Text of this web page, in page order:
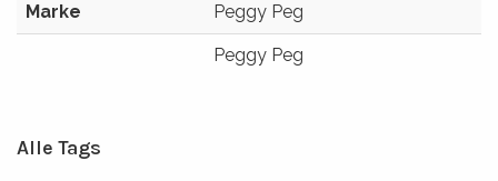
Marke Peggy Peg
Peggy Peg
Alle Tags